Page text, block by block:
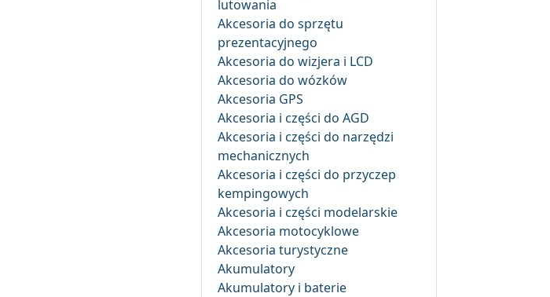
lutowania
Akcesoria do sprzętu
prezentacyjnego
Akcesoria do wizjera i LCD
Akcesoria do wózków
Akcesoria GPS
Akcesoria i części do AGD
Akcesoria i części do narzędzi
mechanicznych
Akcesoria i części do przyczep
kempingowych
Akcesoria i części modelarskie
Akcesoria motocyklowe
Akcesoria turystyczne
Akumulatory
Akumulatory i baterie